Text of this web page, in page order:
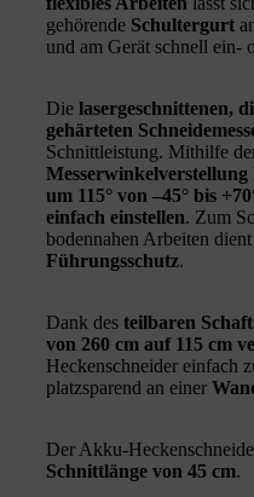
gehörende Schultergurt
und am Gerät schnell ein-
Die lasergeschnittenen,
gehärteten
Schnittleistung. Mithilfe
Messerwinkelverstellung
um 115° von –45° bis
einfach einstellen. Zum
bodennahen Arbeiten
Führungsschutz.
Dank des teilbaren
von 260 cm auf 115 cm
Heckenschneider einfach
platzsparend an einer
Der Akku-
Schnittlänge von 45 cm.